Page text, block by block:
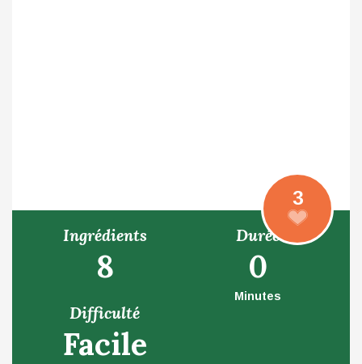
3
Ingrédients
8
Durée
0
Minutes
Difficulté
Facile